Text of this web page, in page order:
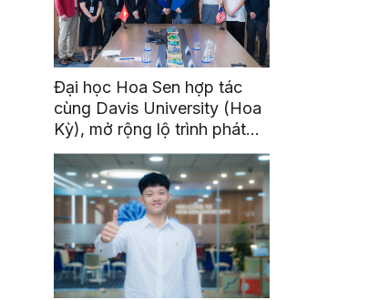
Đại học Hoa Sen hợp tác
cùng Davis University (Hoa
Kỳ), mở rộng lộ trình phát
triển toàn cầu cho sinh viên